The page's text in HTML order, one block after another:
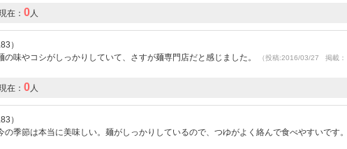
在： 0人
）
味やコシがしっかりしていて、さすが麺専門店だと感じました。
（投稿:2016/03/27 掲載：
在： 0人
）
季節は本当に美味しい。麺がしっかりしているので、つゆがよく絡んで食べやすいです。